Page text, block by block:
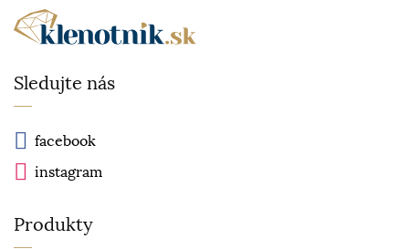
Sledujte nás
facebook
instagram
Produkty